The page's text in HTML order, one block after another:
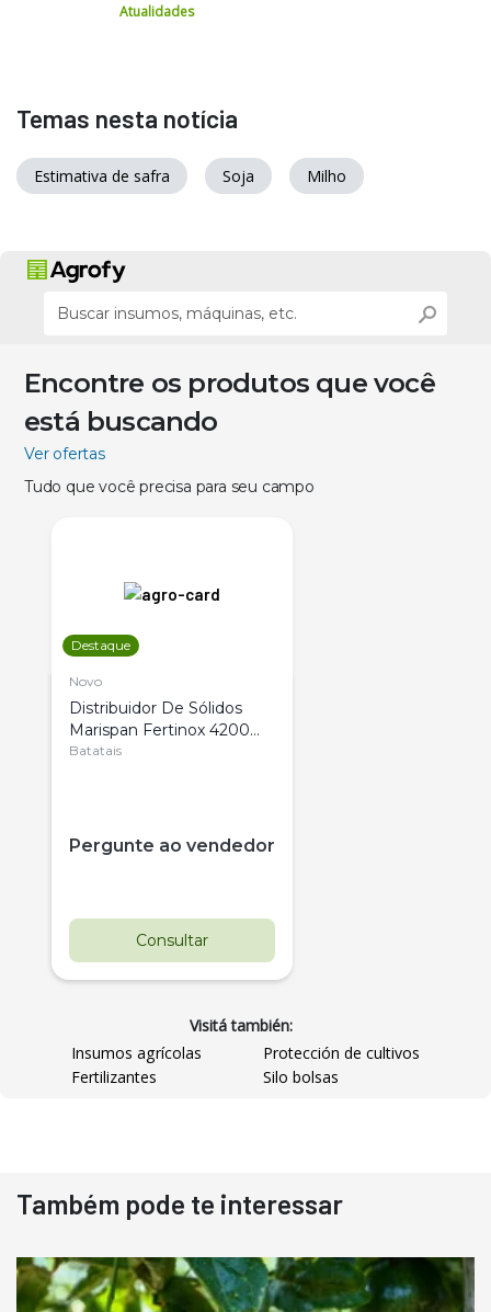
Atualidades
Temas nesta notícia
Estimativa de safra Soja Milho
Encontre os produtos que você
está buscando
Ver ofertas
Tudo que você precisa para seu campo
Destaque
Novo
Distribuidor De Sólidos
Marispan Fertinox 4200
Citrus
Batatais
Pergunte ao vendedor
Consultar
Pá Carregadeira Cat 966
Ano 1987
Visitá también:
Insumos agrícolas
Protección de cultivos
Fertilizantes
Silo bolsas
Também pode te interessar